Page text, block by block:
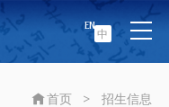
中
EN
首页 > 招生信息